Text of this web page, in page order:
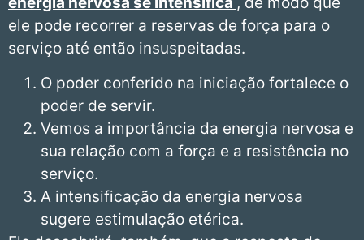
ele pode recorrer a reservas de força para o
serviço até então insuspeitadas.
O poder conferido na iniciação fortalece o
poder de servir.
Vemos a importância da energia nervosa e
sua relação com a força e a resistência no
serviço.
A intensificação da energia nervosa
sugere estimulação etérica.